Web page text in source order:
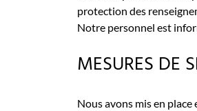
protection des
Notre personnel est
MESURES DE
Nous avons mis en